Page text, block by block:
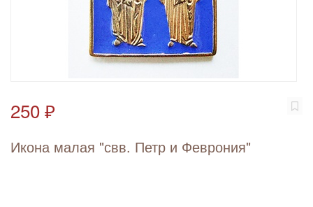
250 ₽
Икона малая "свв. Петр и Феврония"